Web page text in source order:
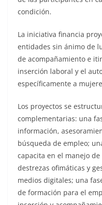
condición.
La iniciativa financia
entidades sin ánimo de
de acompañamiento e
inserción laboral y el
específicamente a
Los proyectos se
complementarias: una
información,
búsqueda de empleo;
capacita en el manejo
destrezas ofimáticas y
medios digitales; una
de formación para el